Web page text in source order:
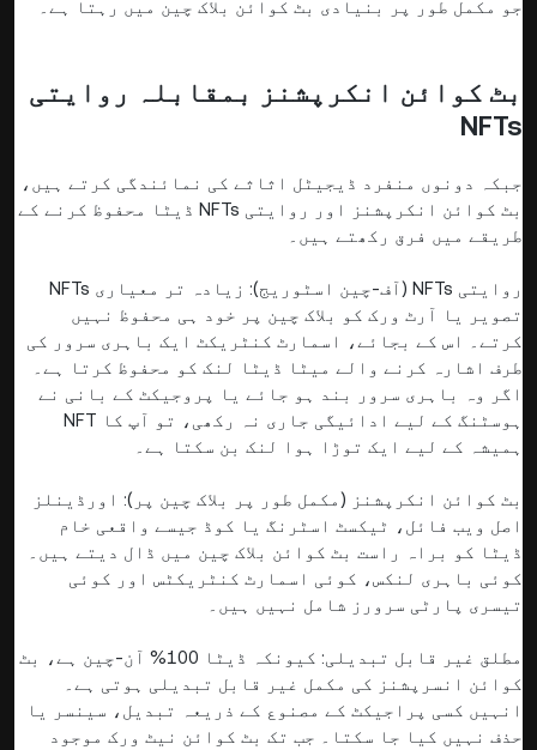
جو مکمل طور پر بنیادی بٹ کوائن بلاک چین میں رہتا ہے۔
بٹ کوائن انکرپشنز بمقابلہ روایتی
NFTs
جبکہ دونوں منفرد ڈیجیٹل اثاثے کی نمائندگی کرتے ہیں،
بٹ کوائن انکرپشنز اور روایتی NFTs ڈیٹا محفوظ کرنے کے
طریقے میں فرق رکھتے ہیں۔
روایتی NFTs (آف-چین اسٹوریج): زیادہ تر معیاری NFTs
تصویر یا آرٹ ورک کو بلاک چین پر خود ہی محفوظ نہیں
کرتے۔ اس کے بجائے، اسمارٹ کنٹریکٹ ایک باہری سرور کی
طرف اشارہ کرنے والے میٹا ڈیٹا لنک کو محفوظ کرتا ہے۔
اگر وہ باہری سرور بند ہو جائے یا پروجیکٹ کے بانی نے
ہوسٹنگ کے لیے ادائیگی جاری نہ رکھی، تو آپ کا NFT
ہمیشہ کے لیے ایک توڑا ہوا لنک بن سکتا ہے۔
بٹ کوائن انکرپشنز (مکمل طور پر بلاک چین پر): اورڈینلز
اصل ویب فائل، ٹیکسٹ اسٹرنگ یا کوڈ جیسے واقعی خام
ڈیٹا کو براہ راست بٹ کوائن بلاک چین میں ڈال دیتے ہیں۔
کوئی باہری لنکس، کوئی اسمارٹ کنٹریکٹس اور کوئی
تیسری پارٹی سرورز شامل نہیں ہیں۔
مطلق غیر قابل تبدیلی: کیونکہ ڈیٹا 100% آن-چین ہے، بٹ
کوائن انسرپشنز کی مکمل غیر قابل تبدیلی ہوتی ہے۔
انہیں کسی پراجیکٹ کے مصنوع کے ذریعہ تبدیل، سینسر یا
حذف نہیں کیا جا سکتا۔ جب تک بٹ کوائن نیٹ ورک موجود